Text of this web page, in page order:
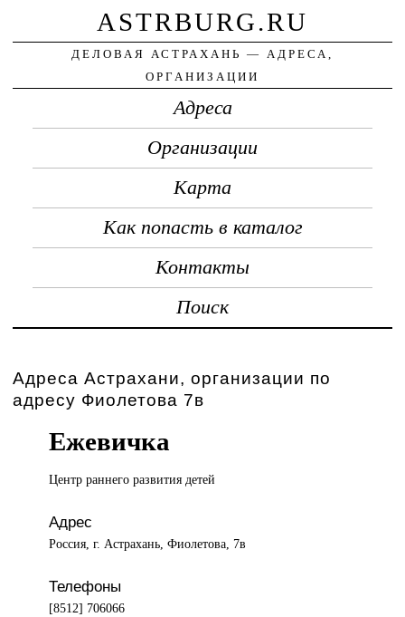
ASTRBURG.RU
ДЕЛОВАЯ АСТРАХАНЬ — АДРЕСА,
ОРГАНИЗАЦИИ
Адреса
Организации
Карта
Как попасть в каталог
Контакты
Поиск
Адреса Астрахани, организации по
адресу Фиолетова 7в
Ежевичка
Центр раннегоразвития детей
Адрес
Россия, г. Астрахань, Фиолетова, 7в
Телефоны
[8512] 706066